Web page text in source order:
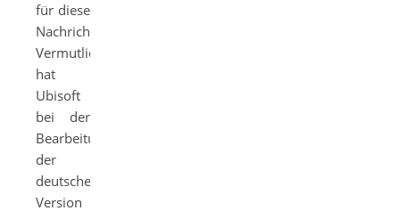
für diese
Nachricht?
Vermutlich
hat
Ubisoft
bei der
Bearbeitung
der
deutschen
Version